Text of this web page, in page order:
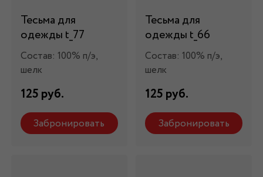
Тесьма для
одежды t_77
Состав: 100% п/э,
шелк
125 руб.
Забронировать
Тесьма для
одежды t_66
Состав: 100% п/э,
шелк
125 руб.
Забронировать